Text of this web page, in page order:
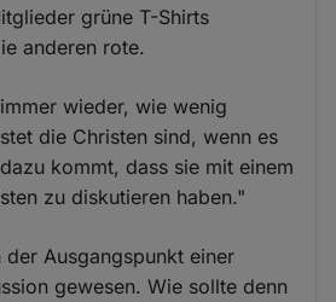
grüne T-Shirts
anderen rote.
wieder, wie wenig
die Christen sind, wenn es
kommt, dass sie mit einem
zu diskutieren haben."
Ausgangspunkt einer
gewesen. Wie sollte denn